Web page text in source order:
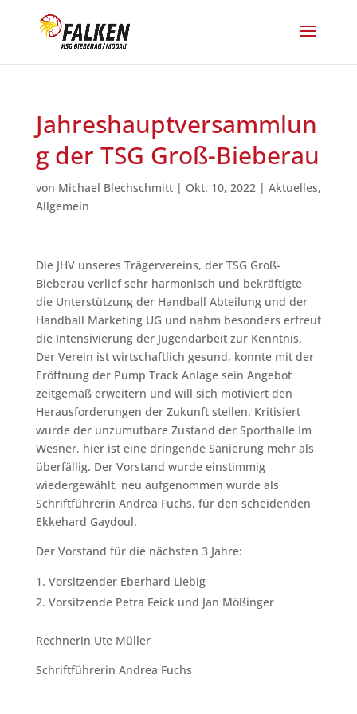
Jahreshauptversammlun
g der TSG Groß-Bieberau
von Michael Blechschmitt| Okt. 10, 2022| Aktuelles,
Allgemein
Die JHV unseres Trägervereins, der TSG Groß-
Bieberau verlief sehr harmonisch und bekräftigte
die Unterstützung der Handball Abteilung und der
Handball Marketing UG und nahm besonders erfreut
die Intensivierung der Jugendarbeit zur Kenntnis.
Der Verein ist wirtschaftlich gesund, konnte mit der
Eröffnung der Pump Track Anlage sein Angebot
zeitgemäß erweitern und will sich motiviert den
Herausforderungen der Zukunft stellen. Kritisiert
wurde der unzumutbare Zustand der Sporthalle Im
Wesner, hier ist eine dringende Sanierung mehr als
überfällig. Der Vorstand wurde einstimmig
wiedergewählt, neu aufgenommen wurde als
Schriftführerin Andrea Fuchs, für den scheidenden
Ekkehard Gaydoul.
Der Vorstand für die nächsten 3 Jahre:
Vorsitzender Eberhard Liebig
Vorsitzende Petra Feick und Jan Mößinger
Rechnerin Ute Müller
Schriftführerin Andrea Fuchs